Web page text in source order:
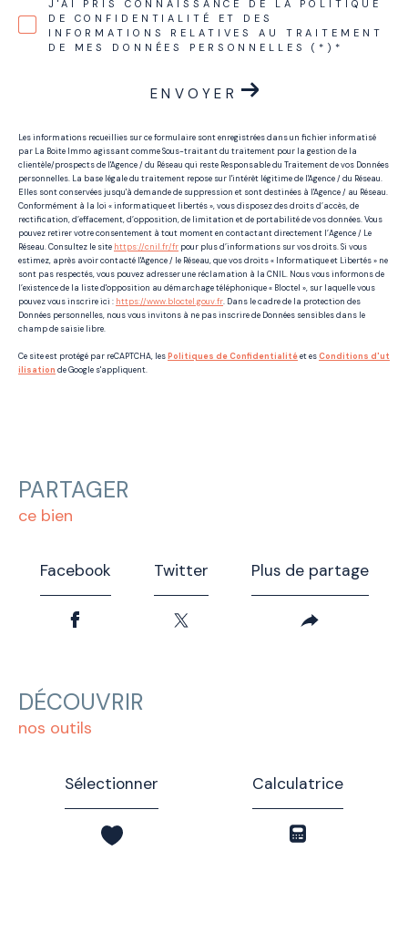
J'AI PRIS CONNAISSANCE DE LA POLITIQUE
DE CONFIDENTIALITÉ ET DES
INFORMATIONS RELATIVES AU TRAITEMENT
DE MES DONNÉES PERSONNELLES (*)*
ENVOYER
Les informations recueillies sur ce formulaire sont enregistrées dans un fichier informatisé
par La Boite Immo agissant comme Sous-traitant du traitement pour la gestion de la
clientèle/prospects de l'Agence / du Réseau qui reste Responsable du Traitement de vos Données
personnelles. La base légale du traitement repose sur l'intérêt légitime de l'Agence / du Réseau.
Elles sont conservées jusqu'à demande de suppression et sont destinées à l'Agence / au Réseau.
Conformément à la loi « informatique et libertés », vous disposez des droits d’accès, de
rectification, d’effacement, d’opposition, de limitation et de portabilité de vos données. Vous
pouvez retirer votre consentement à tout moment en contactant directement l’Agence / Le
Réseau. Consultez le site https://cnil.fr/fr pour plus d’informations sur vos droits. Si vous
estimez, après avoir contacté l'Agence / le Réseau, que vos droits « Informatique et Libertés » ne
sont pas respectés, vous pouvez adresser une réclamation à la CNIL. Nous vous informons de
l’existence de la liste d'opposition au démarchage téléphonique « Bloctel », sur laquelle vous
pouvez vous inscrire ici : https://www.bloctel.gouv.fr. Dans le cadre de la protection des
Données personnelles, nous vous invitons à ne pas inscrire de Données sensibles dans le
champ de saisie libre.
Ce site est protégé par reCAPTCHA, lesPolitiques de Confidentialitéet esConditions d'ut
ilisation de Google s'appliquent.
PARTAGER
ce bien
Facebook Twitter Plus de partage
DÉCOUVRIR
nos outils
Sélectionner Calculatrice